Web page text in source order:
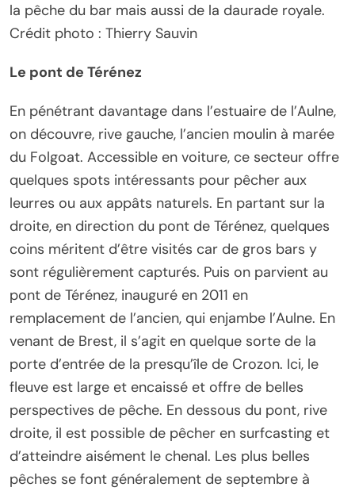
la pêche du bar mais aussi de la daurade royale.
Crédit photo : Thierry Sauvin
Le pont de Térénez
En pénétrant davantage dans l’estuaire de l’Aulne,
on découvre, rive gauche, l’ancien moulin à marée
du Folgoat. Accessible en voiture, ce secteur offre
quelques spots intéressants pour pêcher aux
leurres ou aux appâts naturels. En partant sur la
droite, en direction du pont de Térénez, quelques
coins méritent d’être visités car de gros bars y
sont régulièrement capturés. Puis on parvient au
pont de Térénez, inauguré en 2011 en
remplacement de l’ancien, qui enjambe l’Aulne. En
venant de Brest, il s’agit en quelque sorte de la
porte d’entrée de la presqu’île de Crozon. Ici, le
fleuve est large et encaissé et offre de belles
perspectives de pêche. En dessous du pont, rive
droite, il est possible de pêcher en surfcasting et
d’atteindre aisément le chenal. Les plus belles
pêches se font généralement de septembre à